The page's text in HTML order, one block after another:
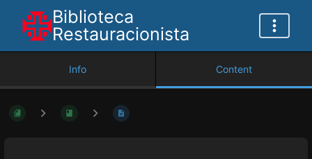
Biblioteca
Restauracionista
Info Content